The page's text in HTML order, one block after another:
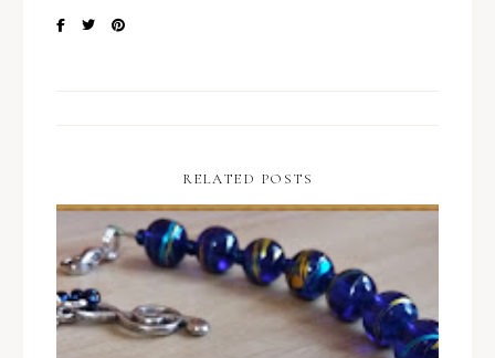
RELATED POSTS